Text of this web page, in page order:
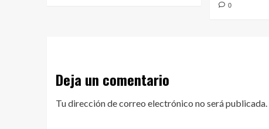
0
Deja un comentario
Tu dirección de correo electrónico no será publicada.